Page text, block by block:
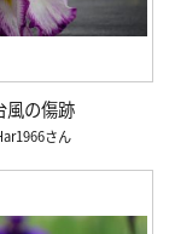
風の傷跡